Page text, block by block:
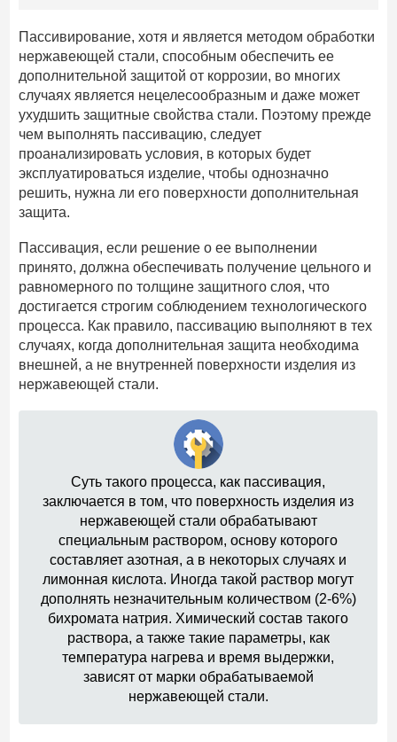
Пассивирование, хотя и является методом обработки
нержавеющей стали, способным обеспечить ее
дополнительной защитой от коррозии, во многих
случаях является нецелесообразным и даже может
ухудшить защитные свойства стали. Поэтому прежде
чем выполнять пассивацию, следует
проанализировать условия, в которых будет
эксплуатироваться изделие, чтобы однозначно
решить, нужна ли его поверхности дополнительная
защита.
Пассивация, если решение о ее выполнении
принято, должна обеспечивать получение цельного и
равномерного по толщине защитного слоя, что
достигается строгим соблюдением технологического
процесса. Как правило, пассивацию выполняют в тех
случаях, когда дополнительная защита необходима
внешней, а не внутренней поверхности изделия из
нержавеющей стали.
Суть такого процесса, как пассивация,
заключается в том, что поверхность изделия из
нержавеющей стали обрабатывают
специальным раствором, основу которого
составляет азотная, а в некоторых случаях и
лимонная кислота. Иногда такой раствор могут
дополнять незначительным количеством (2-6%)
бихромата натрия. Химический состав такого
раствора, а также такие параметры, как
температура нагрева и время выдержки,
зависят от марки обрабатываемой
нержавеющей стали.